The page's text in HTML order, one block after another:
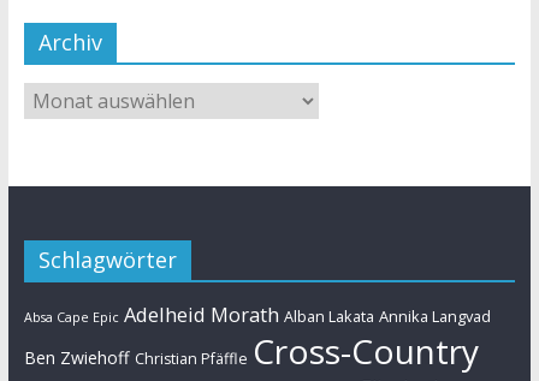
Archiv
Schlagwörter
Absa Cape Epic Adelheid Morath Alban Lakata Annika Langvad
Ben Zwiehoff Christian Pfäffle Cross-Country